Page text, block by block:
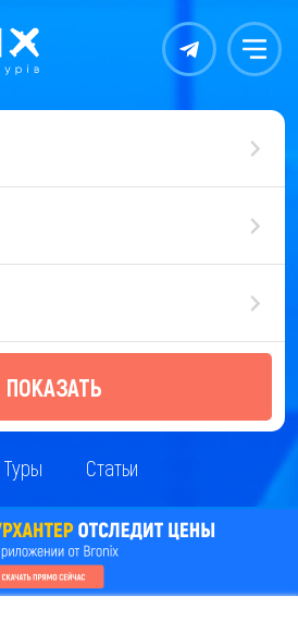
Контакты Меню
ПОКАЗАТЬ
Туры Статьи